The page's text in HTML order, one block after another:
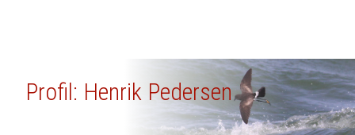
Profil: Henrik Pedersen